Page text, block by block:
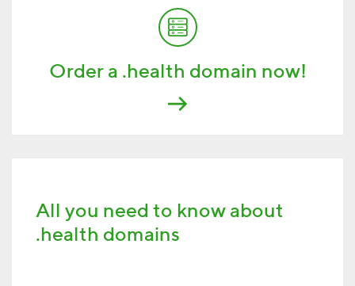
Order a .health domain now!
All you need to know about
.health domains